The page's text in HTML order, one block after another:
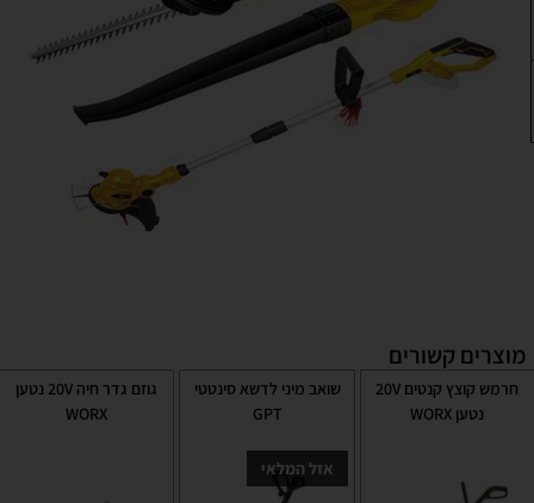
מוצרים קשורים
חרמש קוצץ קנטים 20V
נטען WORX
שואב מיני לדשא סינטטי
GPT
אזל המלאי
גוזם גדר חיה 20V נטען
WORX